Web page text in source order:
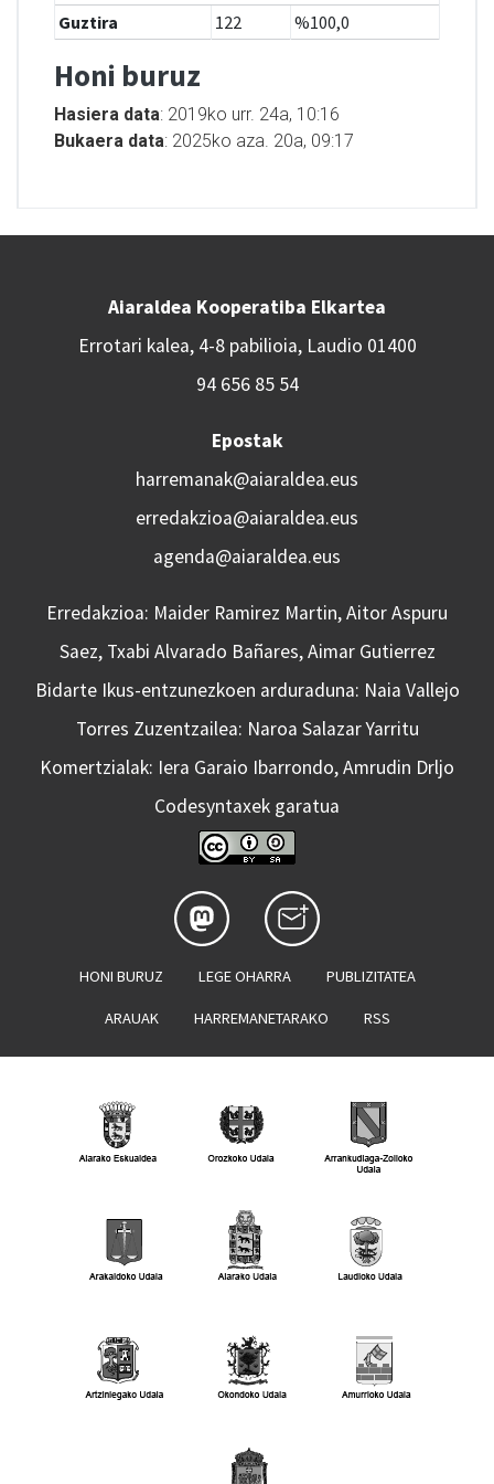
Guztira 122 %100,0
Honi buruz
Hasiera data: 2019ko urr. 24a, 10:16
Bukaera data: 2025ko aza. 20a, 09:17
Aiaraldea Kooperatiba Elkartea
Errotari kalea, 4-8 pabilioia, Laudio 01400
94 656 85 54
Epostak
harremanak@aiaraldea.eus
erredakzioa@aiaraldea.eus
agenda@aiaraldea.eus
Erredakzioa: Maider Ramirez Martin, Aitor Aspuru
Saez, Txabi Alvarado Bañares, Aimar Gutierrez
Bidarte Ikus-entzunezkoen arduraduna: Naia Vallejo
Torres Zuzentzailea: Naroa Salazar Yarritu
Komertzialak: Iera Garaio Ibarrondo, Amrudin Drljo
Codesyntaxek garatua
HONI BURUZ LEGE OHARRA PUBLIZITATEA
ARAUAK HARREMANETARAKO RSS